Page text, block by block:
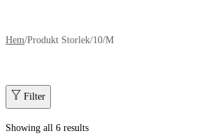
Hem/Produkt Storlek/10/M
Filter
Showing all 6 results